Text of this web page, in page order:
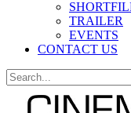
TRAILER
EVENTS
CONTACT US